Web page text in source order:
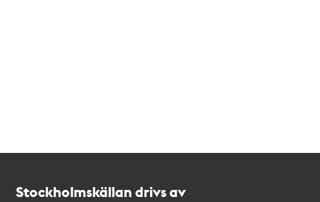
Stockholmskällan drivs av